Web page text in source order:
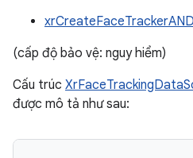
(cấp độ bảo vệ: nguy hiểm)
Cấu trúc
được mô tả như sau: